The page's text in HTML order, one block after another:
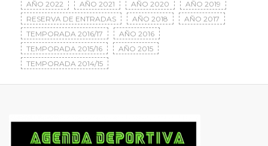
AÑO 2022
AÑO 2021 AÑO 2020
AÑO 2019
RESERVA DE ENTRADAS
AÑO 2018
AÑO 2017
TEMPORADA 2016/17
AÑO 2016
TEMPORADA 2015/16
AÑO 2015
TEMPORADA 2014/15